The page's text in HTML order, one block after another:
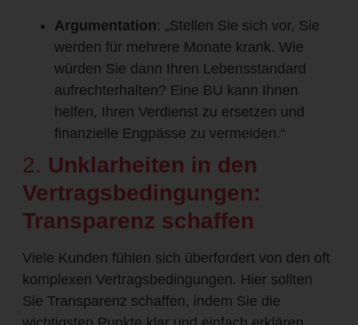
Argumentation: „Stellen Sie sich vor, Sie
werden für mehrere Monate krank. Wie
würden Sie dann Ihren Lebensstandard
aufrechterhalten? Eine BU kann Ihnen
helfen, Ihren Verdienst zu ersetzen und
finanzielle Engpässe zu vermeiden.“
2. Unklarheiten in den
Vertragsbedingungen:
Transparenz schaffen
Viele Kunden fühlen sich überfordert von den oft
komplexen Vertragsbedingungen. Hier sollten
Sie Transparenz schaffen, indem Sie die